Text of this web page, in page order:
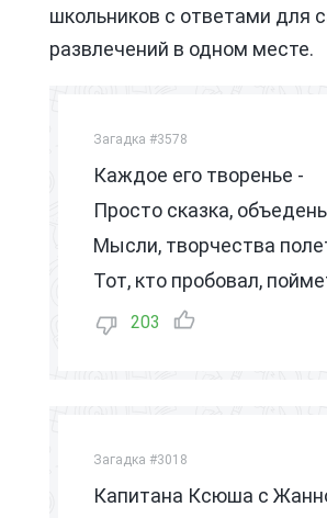
школьников с ответами для
развлечений в одном месте.
Загадка #3578
Каждое его творенье -
Просто сказка,
Мысли, творчества
Тот, кто пробовал,
203
Загадка #3018
Капитана Ксюша с